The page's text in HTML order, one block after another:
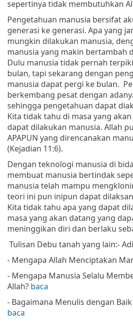
sepertinya tidak membutuhkan
Pengetahuan manusia bersifat
generasi ke generasi. Apa yang
mungkin dilakukan manusia,
manusia yang makin bertambah
Dulu manusia tidak pernah
bulan, tapi sekarang dengan
manusia dapat pergi ke bulan.
berkembang pesat dengan
sehingga pengetahuan dapat
Kita tidak tahu di masa yang
dapat dilakukan manusia. Allah
APAPUN yang direncanakan
(Kejadian 11:6).
Dengan teknologi manusia di
membuat manusia bertindak
manusia telah mampu
teori ini pun inipun dapat
Kita tidak tahu apa yang dapat
masa yang akan datang yang
meninggikan diri dan berlaku
Tulisan Debu tanah yang lain:-
- Mengapa Allah Menciptakan
- Mengapa Manusia Selalu
Allah? baca
- Bagaimana Menulis dengan
baca